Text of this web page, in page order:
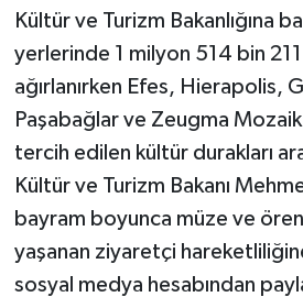
Kültür ve Turizm Bakanlığına
yerlerinde 1 milyon 514 bin
ağırlanırken Efes, Hierapolis,
Paşabağlar ve Zeugma
tercih edilen kültür durakları
Kültür ve Turizm Bakanı
bayram boyunca müze ve
yaşanan ziyaretçi
sosyal medya hesabından